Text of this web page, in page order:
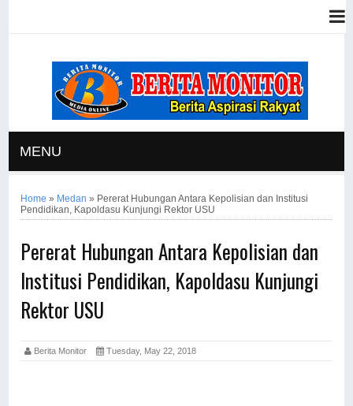
MENU
Home » Medan » Pererat Hubungan Antara Kepolisian dan Institusi
Pendidikan, Kapoldasu Kunjungi Rektor USU
Pererat Hubungan Antara Kepolisian dan
Institusi Pendidikan, Kapoldasu Kunjungi
Rektor USU
Berita Monitor Tuesday, May 22, 2018